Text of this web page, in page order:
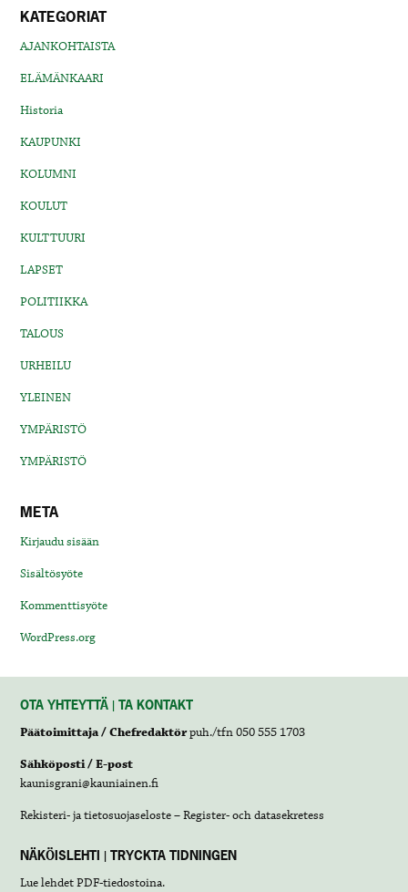
KATEGORIAT
AJANKOHTAISTA
ELÄMÄNKAARI
Historia
KAUPUNKI
KOLUMNI
KOULUT
KULTTUURI
LAPSET
POLITIIKKA
TALOUS
URHEILU
YLEINEN
YMPÄRISTÖ
YMPÄRISTÖ
META
Kirjaudu sisään
Sisältösyöte
Kommenttisyöte
WordPress.org
OTA YHTEYTTÄ | TA KONTAKT
Päätoimittaja / Chefredaktörpuh./tfn 050 555 1703
Sähköposti / E-post
kaunisgrani@kauniainen.fi
Rekisteri- ja tietosuojaseloste – Register- och datasekretess
NÄKÖISLEHTI | TRYCKTA TIDNINGEN
Lue lehdetPDF-tiedostoina.